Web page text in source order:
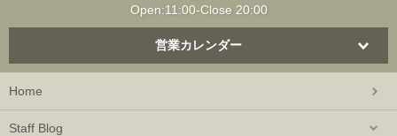
Open:11:00-Close 20:00
営業カレンダー
Home
Staff Blog